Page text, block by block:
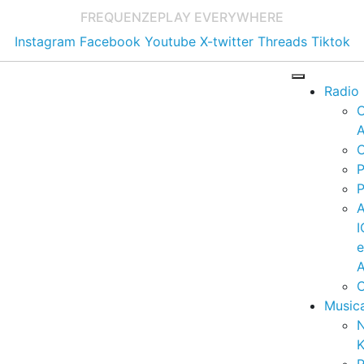
FREQUENZEPLAY EVERYWHERE
Instagram Facebook Youtube X-twitter Threads Tiktok
Radio
e